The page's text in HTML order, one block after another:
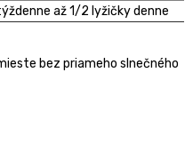
až 1/2 lyžičky denne
bez priameho slnečného